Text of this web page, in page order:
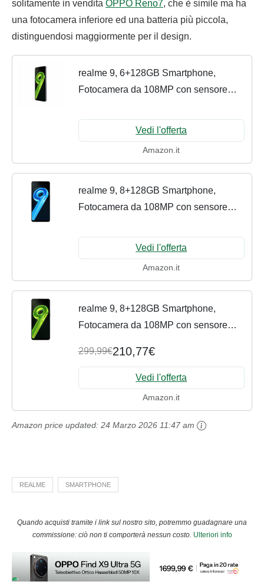
solitamente in vendita OPPO Reno7, che è simile ma ha
una fotocamera inferiore ed una batteria più piccola,
distinguendosi maggiormente per il design.
realme 9, 6+128GB Smartphone,
Fotocamera da 108MP con sensore
Processore Snapdragon 680, Batteria
da 5000 mAh, Design...
Vedi l'offerta
Amazon.it
realme 9, 8+128GB Smartphone,
Fotocamera da 108MP con sensore
Processore Snapdragon 680, Batteria
da 5000 mAh, Design...
Vedi l'offerta
Amazon.it
realme 9, 8+128GB Smartphone,
Fotocamera da 108MP con sensore
Processore Snapdragon 680, Batteria
da 5000 mAh, Design...
299,99€210,77€
Vedi l'offerta
Amazon.it
Amazon price updated: 24 Marzo 2026 11:47 am
REALME SMARTPHONE
Quando acquisti tramite i link sul nostro sito, potremmo guadagnare una
commissione: ciò non ti comporterà nessun costo. Ulteriori info